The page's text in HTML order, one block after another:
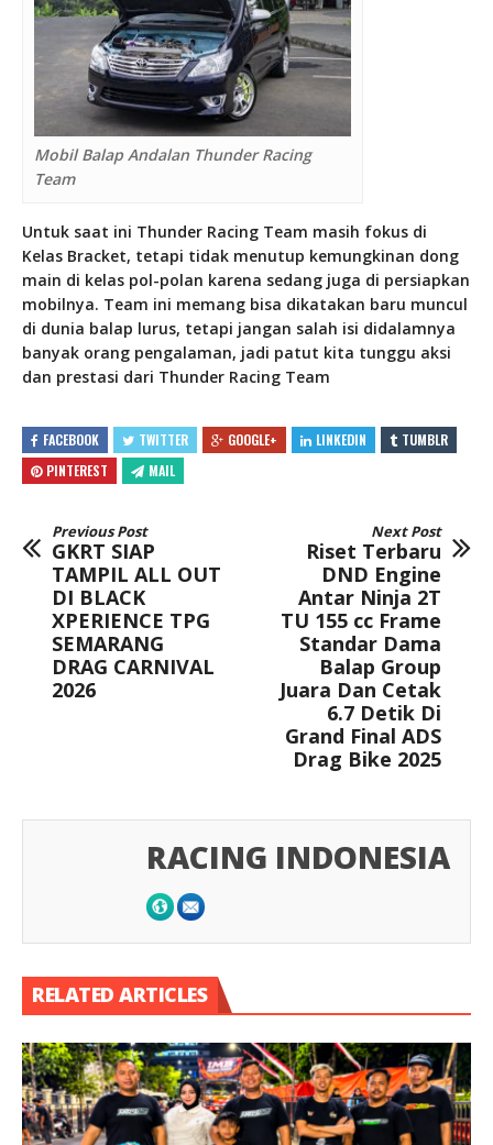
Mobil Balap Andalan Thunder Racing
Team
Untuk saat ini Thunder Racing Team masih fokus di
Kelas Bracket, tetapi tidak menutup kemungkinan dong
main di kelas pol-polan karena sedang juga di persiapkan
mobilnya. Team ini memang bisa dikatakan baru muncul
di dunia balap lurus, tetapi jangan salah isi didalamnya
banyak orang pengalaman, jadi patut kita tunggu aksi
dan prestasi dari Thunder Racing Team
FACEBOOK TWITTER GOOGLE+ LINKEDIN
TUMBLR
PINTEREST
MAIL
Previous Post
GKRT SIAP
TAMPIL ALL OUT
DI BLACK
XPERIENCE TPG
SEMARANG
DRAG CARNIVAL
2026
Next Post
Riset Terbaru
DND Engine
Antar Ninja 2T
TU 155 cc Frame
Standar Dama
Balap Group
Juara Dan Cetak
6.7 Detik Di
Grand Final ADS
Drag Bike 2025
RACING INDONESIA
RELATED ARTICLES